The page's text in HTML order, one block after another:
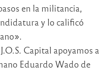
en la militancia,
y lo calificó
Capital apoyamos a
Eduardo Wado de